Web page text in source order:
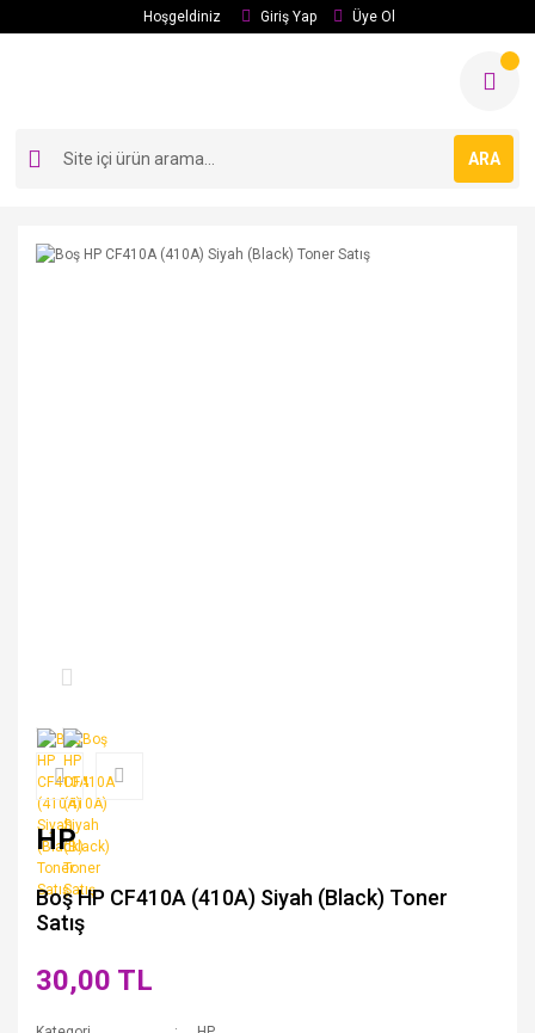
Hoşgeldiniz Giriş Yap Üye Ol
ARA
HP
Boş HP CF410A (410A) Siyah (Black) Toner
Satış
30,00 TL